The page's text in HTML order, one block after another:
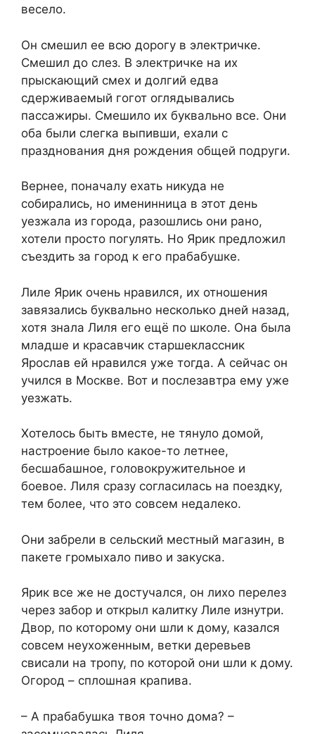
весело.
Он смешил ее всю дорогу в электричке.
Смешил до слез. В электричке на их
прыскающий смех и долгий едва
сдерживаемый гогот оглядывались
пассажиры. Смешило их буквально все. Они
оба были слегка выпивши, ехали с
празднования дня рождения общей подруги.
Вернее, поначалу ехать никуда не
собирались, но именинница в этот день
уезжала из города, разошлись они рано,
хотели просто погулять. Но Ярик предложил
съездить за город к его прабабушке.
Лиле Ярик очень нравился, их отношения
завязались буквально несколько дней назад,
хотя знала Лиля его ещё по школе. Она была
младше и красавчик старшеклассник
Ярослав ей нравился уже тогда. А сейчас он
учился в Москве. Вот и послезавтра ему уже
уезжать.
Хотелось быть вместе, не тянуло домой,
настроение было какое-то летнее,
бесшабашное, головокружительное и
боевое. Лиля сразу согласилась на поездку,
тем более, что это совсем недалеко.
Они забрели в сельский местный магазин, в
пакете громыхало пиво и закуска.
Ярик все же не достучался, он лихо перелез
через забор и открыл калитку Лиле изнутри.
Двор, по которому они шли к дому, казался
совсем неухоженным, ветки деревьев
свисали на тропу, по которой они шли к дому.
Огород – сплошная крапива.
– А прабабушка твоя точно дома? –